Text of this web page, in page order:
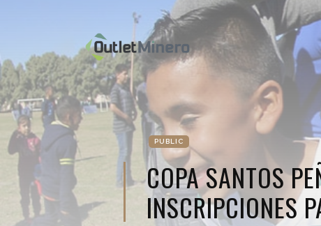
PUBLIC
COPA SANTOS
INSCRIPCIONES